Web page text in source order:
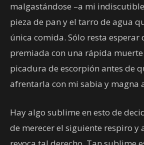
malgastándose –a mi
pieza de pan y el tarro de agua
única comida. Sólo resta esperar
premiada con una rápida muerte
picadura de escorpión antes de
afrentarla con mi sabia y
Hay algo sublime en esto de
de merecer el siguiente respiro y